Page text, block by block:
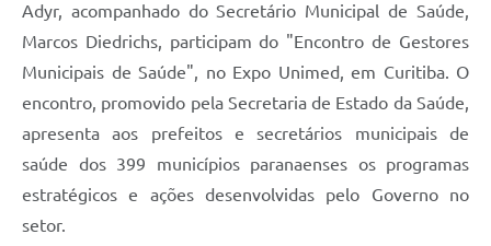
Solicitação de Remoção 2025/2026: Instituições Escolares
Chamamento Público para Artistas Locais
Projeto Nascente Viva
Agência do Trabalhador
Cadastro para Castração
Adyr, acompanhado do Secretário Municipal de Saúde,
Marcos Diedrichs, participam do "Encontro de Gestores
Municipais de Saúde", no Expo Unimed, em Curitiba. O
encontro, promovido pela Secretaria de Estado da Saúde,
apresenta aos prefeitos e secretários municipais de
saúde dos 399 municípios paranaenses os programas
estratégicos e ações desenvolvidas pelo Governo no
setor.